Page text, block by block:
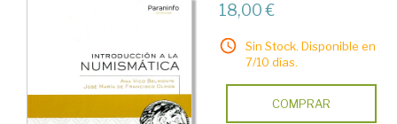
18,00 €
Sin Stock. Disponible en
7/10 días.
COMPRAR